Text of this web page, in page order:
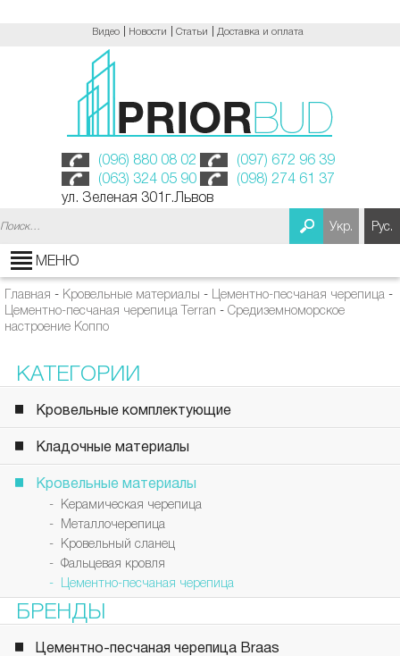
Видео Новости Статьи Доставка и оплата
(096) 880 08 02
(097) 672 96 39
(063) 324 05 90
(098) 274 61 37
ул. Зеленая 301г.Львов
Укр. Рус.
МЕНЮ
Главная - Кровельные материалы - Цементно-песчаная черепица -
Цементно-песчаная черепица Terran - Средиземноморское
настроение Коппо
КАТЕГОРИИ
Кровельные комплектующие
Кладочные материалы
Кровельные материалы
- Керамическая черепица
- Металлочерепица
- Кровельный сланец
- Фальцевая кровля
- Цементно-песчаная черепица
БРЕНДЫ
Цементно-песчаная черепица Braas